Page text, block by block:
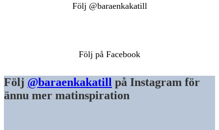
Följ @baraenkakatill
Följ på Facebook
Följ @baraenkakatill på Instagram för
ännu mer matinspiration